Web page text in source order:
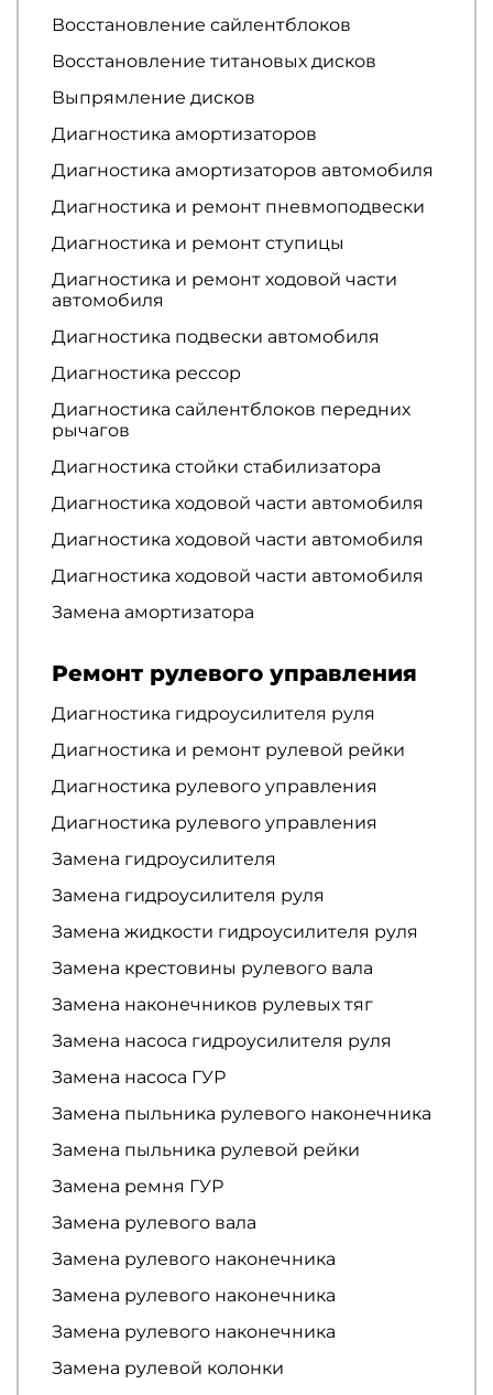
Восстановление сайлентблоков
Восстановление титановых дисков
Выпрямление дисков
Диагностика амортизаторов
Диагностика амортизаторов автомобиля
Диагностика и ремонт пневмоподвески
Диагностика и ремонт ступицы
Диагностика и ремонт ходовой части
автомобиля
Диагностика подвески автомобиля
Диагностика рессор
Диагностика сайлентблоков передних
рычагов
Диагностика стойки стабилизатора
Диагностика ходовой части автомобиля
Диагностика ходовой части автомобиля
Диагностика ходовой части автомобиля
Замена амортизатора
Ремонт рулевого управления
Диагностика гидроусилителя руля
Диагностика и ремонт рулевой рейки
Диагностика рулевого управления
Диагностика рулевого управления
Замена гидроусилителя
Замена гидроусилителя руля
Замена жидкости гидроусилителя руля
Замена крестовины рулевого вала
Замена наконечников рулевых тяг
Замена насоса гидроусилителя руля
Замена насоса ГУР
Замена пыльника рулевого наконечника
Замена пыльника рулевой рейки
Замена ремня ГУР
Замена рулевого вала
Замена рулевого наконечника
Замена рулевого наконечника
Замена рулевого наконечника
Замена рулевой колонки